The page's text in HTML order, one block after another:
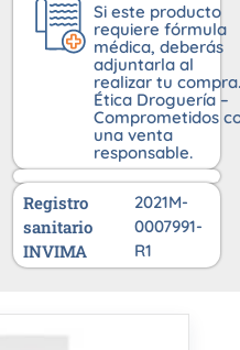
Si este producto
requiere fórmula
médica, deberás
adjuntarla al
realizar tu compra.
Ética Droguería –
Comprometidos
una venta
responsable.
Registro
sanitario
INVIMA
2021M-
0007991-
R1